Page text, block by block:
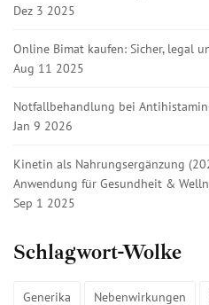
Dez 3 2025
Online Bimat kaufen: Sicher, legal
Aug 11 2025
Notfallbehandlung bei
Jan 9 2026
Kinetin als Nahrungsergänzung
Anwendung für Gesundheit &
Sep 1 2025
Schlagwort-Wolke
Generika Nebenwirkungen